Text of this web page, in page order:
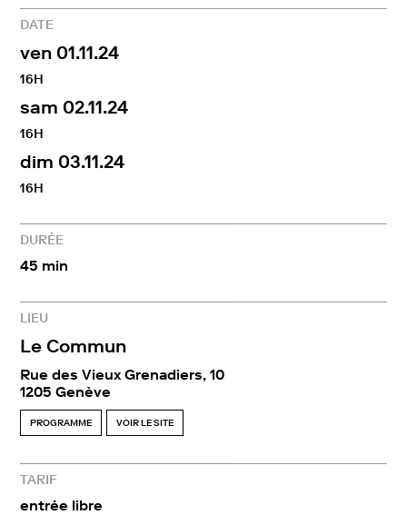
DATE
ven 01.11.24
16H
sam 02.11.24
16H
dim 03.11.24
16H
DURÉE
45 min
LIEU
Le Commun
Rue des Vieux Grenadiers, 10
1205 Genève
PROGRAMME VOIR LE SITE
TARIF
entrée libre